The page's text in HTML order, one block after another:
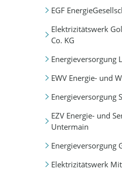
EGF
Elektrizitätswerk
Co. KG
Energieversorgung
EWV Energie- und
Energieversorgung
EZV Energie- und
Untermain
Energieversorgung
Elektrizitätswerk